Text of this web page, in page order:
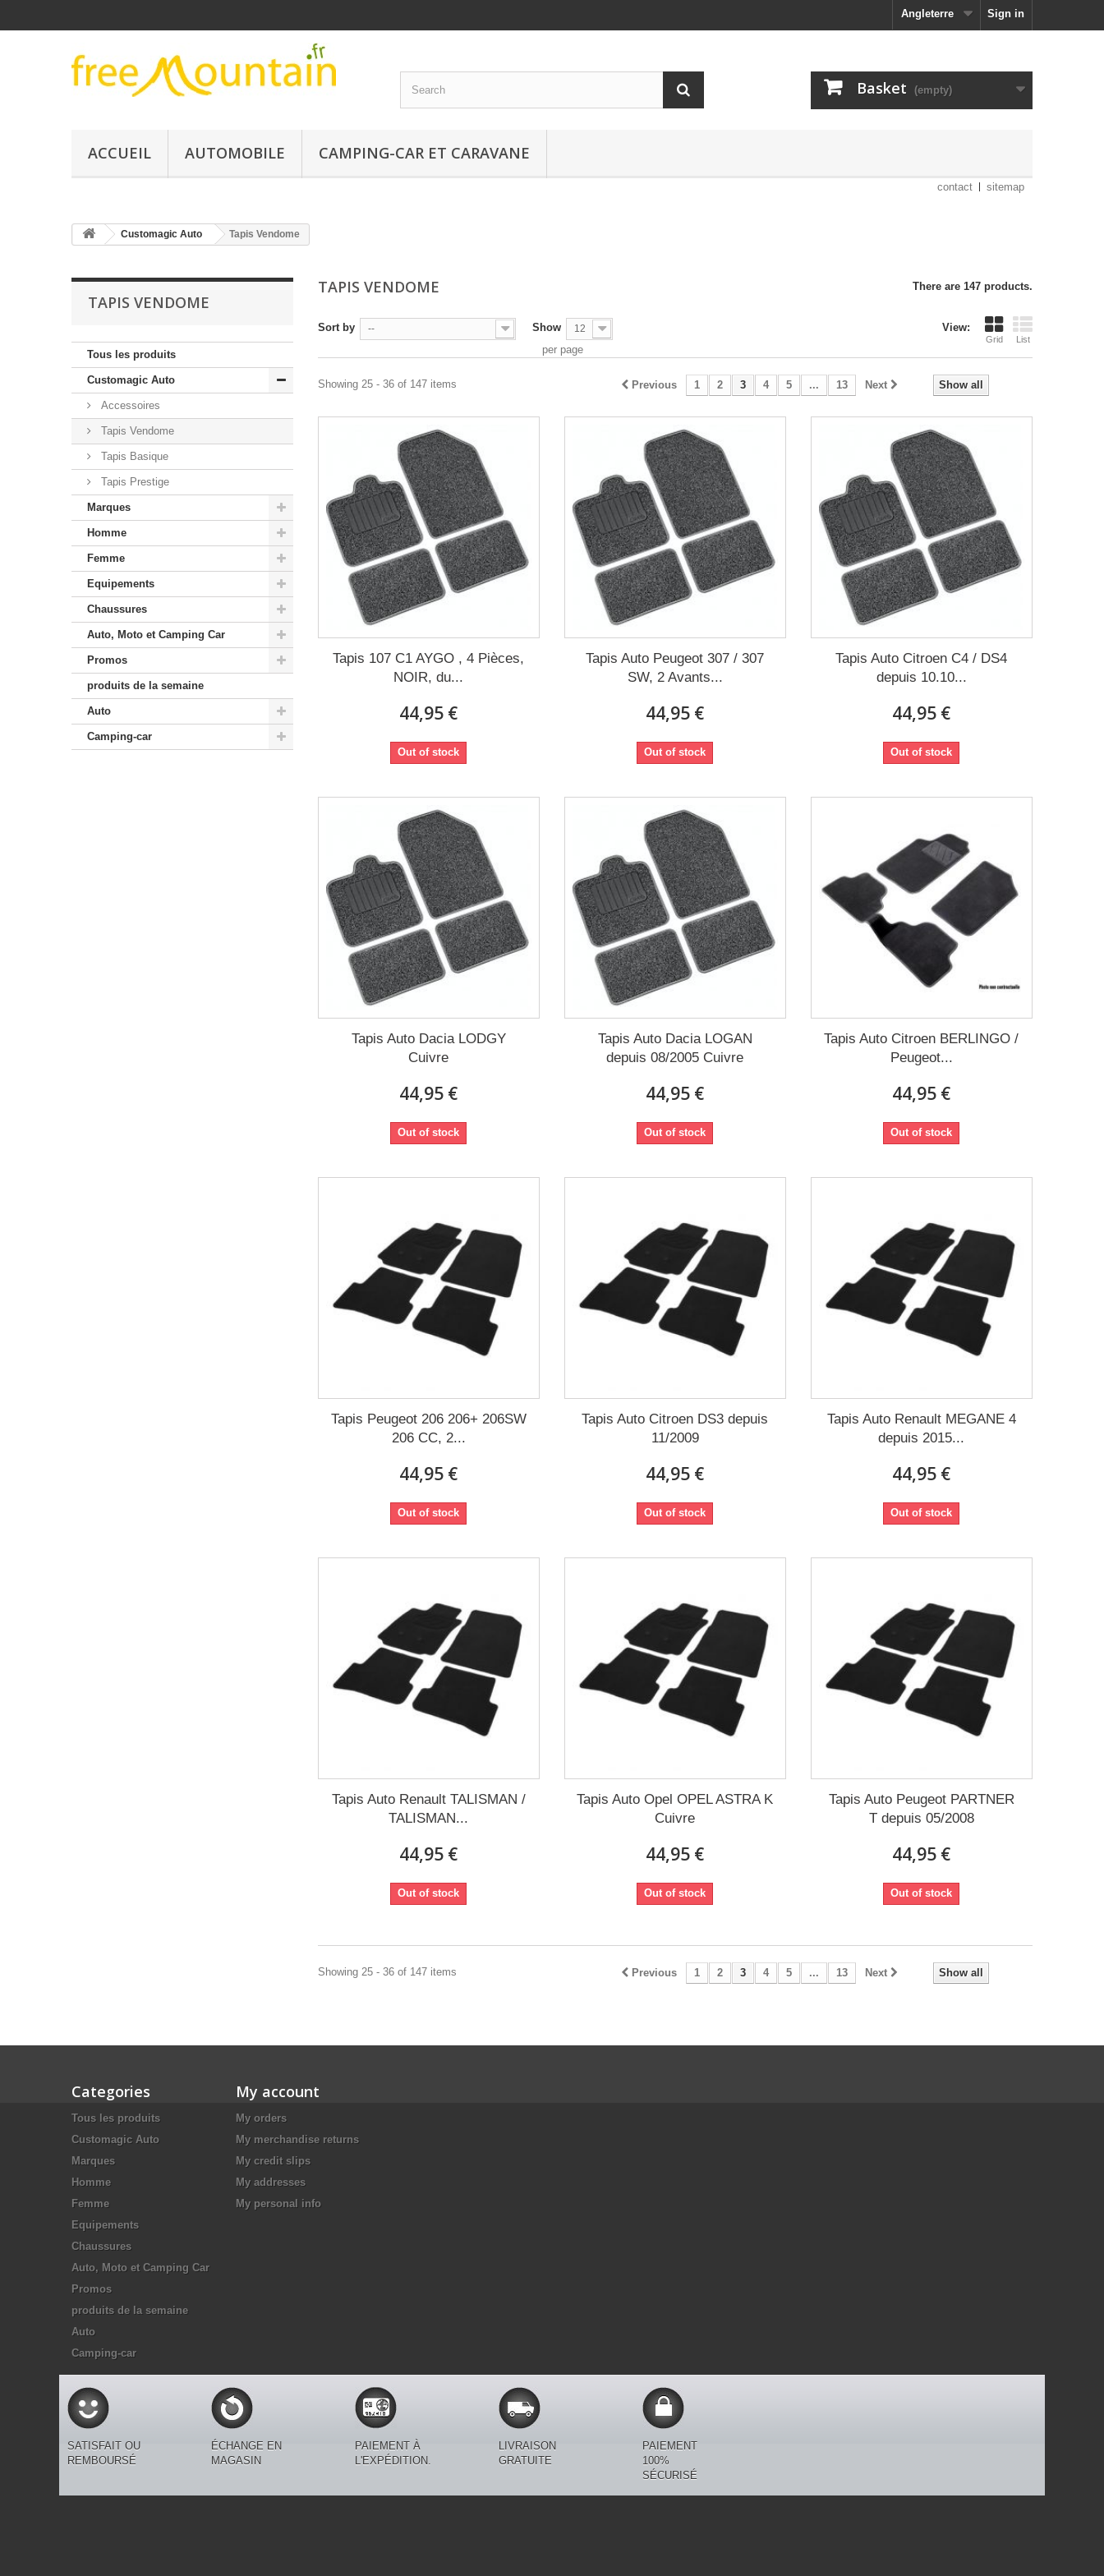
Sign in
Angleterre
Basket (empty)
ACCUEIL AUTOMOBILE CAMPING-CAR ET CARAVANE
contact sitemap
Customagic Auto Tapis Vendome
TAPIS VENDOME
Tous les produits
Customagic Auto
Accessoires
Tapis Vendome
Tapis Basique
Tapis Prestige
Marques
Homme
Femme
Equipements
Chaussures
Auto, Moto et Camping Car
Promos
produits de la semaine
Auto
Camping-car
TAPIS VENDOME There are 147 products.
View:
Grid List
Sort by -- Show 12
per page
Show all
Previous 1 2 3 4 5 ... 13 Next
Showing 25 - 36 of 147 items
Tapis 107 C1 AYGO , 4 Pièces,
NOIR, du...
44,95 €
Out of stock
Tapis Auto Peugeot 307 / 307
SW, 2 Avants...
44,95 €
Out of stock
Tapis Auto Citroen C4 / DS4
depuis 10.10...
44,95 €
Out of stock
Tapis Auto Dacia LODGY
Cuivre
44,95 €
Out of stock
Tapis Auto Dacia LOGAN
depuis 08/2005 Cuivre
44,95 €
Out of stock
Tapis Auto Citroen BERLINGO /
Peugeot...
44,95 €
Out of stock
Tapis Peugeot 206 206+ 206SW
206 CC, 2...
44,95 €
Out of stock
Tapis Auto Citroen DS3 depuis
11/2009
44,95 €
Out of stock
Tapis Auto Renault MEGANE 4
depuis 2015...
44,95 €
Out of stock
Tapis Auto Renault TALISMAN /
TALISMAN...
44,95 €
Out of stock
Tapis Auto Opel OPEL ASTRA K
Cuivre
44,95 €
Out of stock
Tapis Auto Peugeot PARTNER
T depuis 05/2008
44,95 €
Out of stock
Show all
Previous 1 2 3 4 5 ... 13 Next
Showing 25 - 36 of 147 items
Categories
Tous les produits
Customagic Auto
Marques
Homme
Femme
Equipements
Chaussures
Auto, Moto et Camping Car
Promos
produits de la semaine
Auto
Camping-car
My account
My orders
My merchandise returns
My credit slips
My addresses
My personal info
SATISFAIT OU
REMBOURSÉ
ÉCHANGE EN
MAGASIN
PAIEMENT À
L'EXPÉDITION.
LIVRAISON
GRATUITE
PAIEMENT
100%
SÉCURISÉ